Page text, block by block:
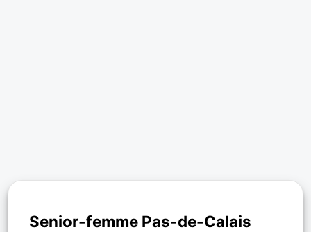
Senior-femme Pas-de-Calais